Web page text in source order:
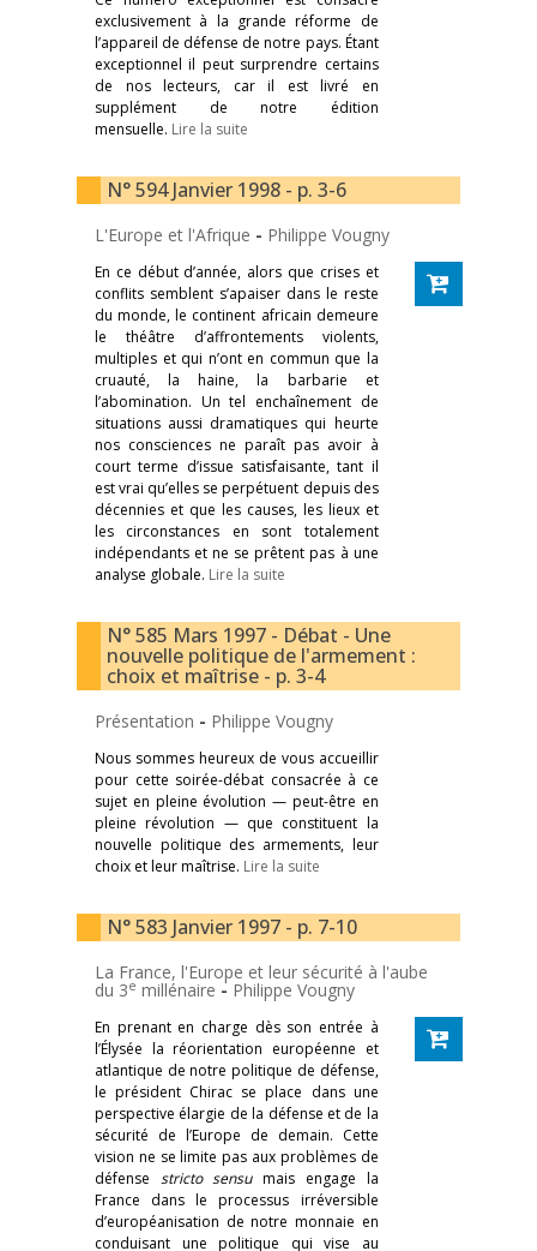
exclusivement à la grande réforme de
l’appareil de défense de notre pays. Étant
exceptionnel il peut surprendre certains
de nos lecteurs, car il est livré en
supplément de notre édition
mensuelle. Lire la suite
N° 594 Janvier 1998 - p. 3-6
L'Europe et l'Afrique - Philippe Vougny
En ce début d’année, alors que crises et
conflits semblent s’apaiser dans le reste
du monde, le continent africain demeure
le théâtre d’affrontements violents,
multiples et qui n’ont en commun que la
cruauté, la haine, la barbarie et
l’abomination. Un tel enchaînement de
situations aussi dramatiques qui heurte
nos consciences ne paraît pas avoir à
court terme d’issue satisfaisante, tant il
est vrai qu’elles se perpétuent depuis des
décennies et que les causes, les lieux et
les circonstances en sont totalement
indépendants et ne se prêtent pas à une
analyse globale. Lire la suite
N° 585 Mars 1997 - Débat - Une
nouvelle politique de l'armement :
choix et maîtrise - p. 3-4
Présentation - Philippe Vougny
Nous sommes heureux de vous accueillir
pour cette soirée-débat consacrée à ce
sujet en pleine évolution — peut-être en
pleine révolution — que constituent la
nouvelle politique des armements, leur
choix et leur maîtrise. Lire la suite
N° 583 Janvier 1997 - p. 7-10
La France, l'Europe et leur sécurité à l'aube
du 3e millénaire - Philippe Vougny
En prenant en charge dès son entrée à
l’Élysée la réorientation européenne et
atlantique de notre politique de défense,
le président Chirac se place dans une
perspective élargie de la défense et de la
sécurité de l’Europe de demain. Cette
vision ne se limite pas aux problèmes de
défense stricto sensumais engage la
France dans le processus irréversible
d’européanisation de notre monnaie en
conduisant une politique qui vise au